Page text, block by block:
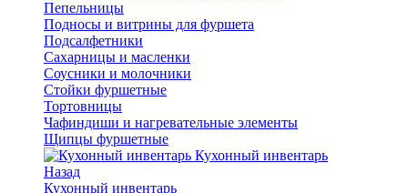
Пепельницы
Подносы и витрины для фуршета
Подсалфетники
Сахарницы и масленки
Соусники и молочники
Стойки фуршетные
Тортовницы
Чафиндиши и нагревательные элементы
Щипцы фуршетные
Кухонный инвентарь
Назад
Кухонный инвентарь